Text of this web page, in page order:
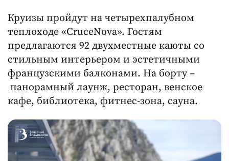
Круизы пройдут на четырехпалубном
теплоходе «CruceNova». Гостям
предлагаются 92 двухместные каюты со
стильным интерьером и эстетичными
французскими балконами. На борту –
панорамный лаунж, ресторан, венское
кафе, библиотека, фитнес-зона, сауна.